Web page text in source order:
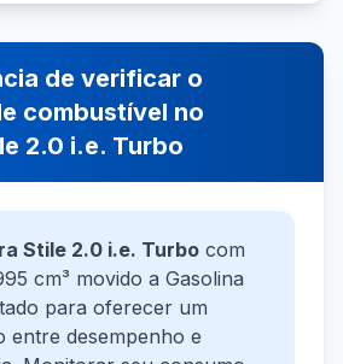
de verificar o
combustível no
2.0 i.e. Turbo
Stile 2.0 i.e. Turbo com
cm³ movido a Gasolina
para oferecer um
entre desempenho e